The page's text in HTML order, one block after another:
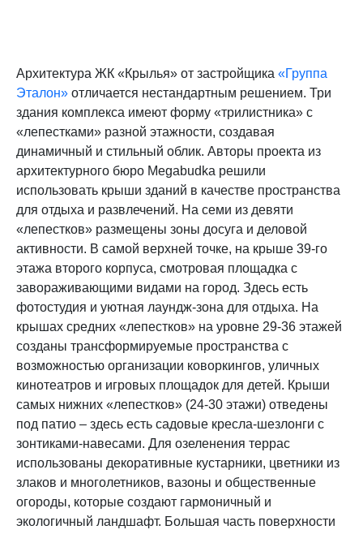
Архитектура ЖК «Крылья» от застройщика «Группа
Эталон» отличается нестандартным решением. Три
здания комплекса имеют форму «трилистника» с
«лепестками» разной этажности, создавая
динамичный и стильный облик. Авторы проекта из
архитектурного бюро Megabudka решили
использовать крыши зданий в качестве пространства
для отдыха и развлечений. На семи из девяти
«лепестков» размещены зоны досуга и деловой
активности. В самой верхней точке, на крыше 39-го
этажа второго корпуса, смотровая площадка с
завораживающими видами на город. Здесь есть
фотостудия и уютная лаундж-зона для отдыха. На
крышах средних «лепестков» на уровне 29-36 этажей
созданы трансформируемые пространства с
возможностью организации коворкингов, уличных
кинотеатров и игровых площадок для детей. Крыши
самых нижних «лепестков» (24-30 этажи) отведены
под патио – здесь есть садовые кресла-шезлонги с
зонтиками-навесами. Для озеленения террас
использованы декоративные кустарники, цветники из
злаков и многолетников, вазоны и общественные
огороды, которые создают гармоничный и
экологичный ландшафт. Большая часть поверхности